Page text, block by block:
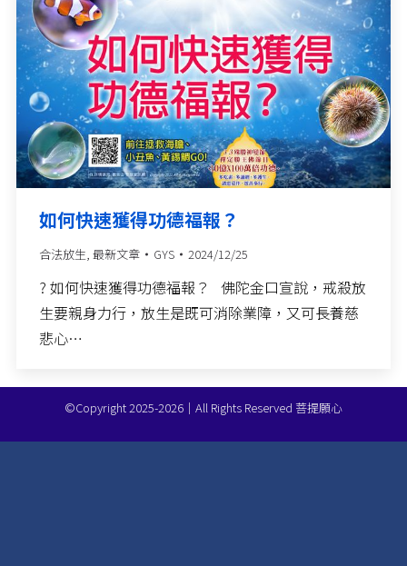
如何快速獲得功德福報？
合法放生, 最新文章 GYS 2024/12/25
? 如何快速獲得功德福報？ 佛陀金口宣說，戒殺放
生要親身力行，放生是既可消除業障，又可長養慈
悲心…
©Copyright 2025-2026｜All Rights Reserved 菩提願心